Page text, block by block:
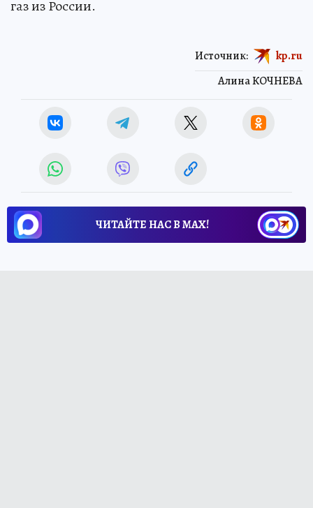
газ из России.
Алина КОЧНЕВА
Источник: kp.ru
ЧИТАЙТЕ НАС В МАХ!